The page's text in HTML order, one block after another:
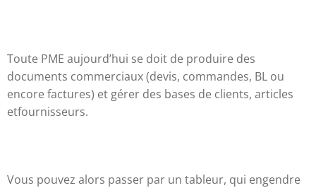
Toute PME aujourd’hui se doit de produire des
documents commerciaux (devis, commandes, BL ou
encore factures) et gérer des bases de clients, articles
etfournisseurs.
Vous pouvez alors passer par un tableur, qui engendre